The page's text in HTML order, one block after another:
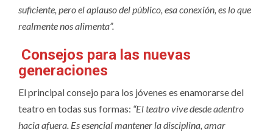
suficiente, pero el aplauso del público, esa conexión, es lo que
realmente nos alimenta”.
Consejos para las nuevas
generaciones
El principal consejo para los jóvenes es enamorarse del
teatro en todas sus formas: “El teatro vive desde adentro
hacia afuera. Es esencial mantener la disciplina, amar